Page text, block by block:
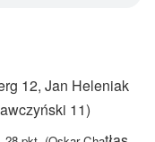
12, Jan Heleniak
11)